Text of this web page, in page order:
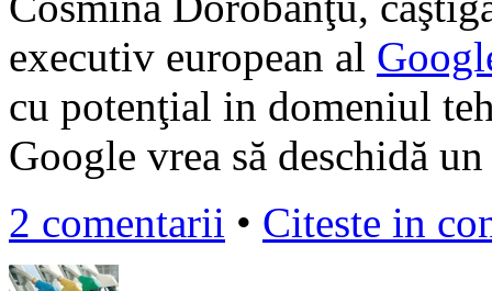
executiv european al
cu potenţial in domeniul
Google vrea să deschidă
2 comentarii • Citeste in